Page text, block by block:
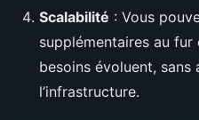
Scalabilité : Vous
supplémentaires au
besoins évoluent,
l’infrastructure.